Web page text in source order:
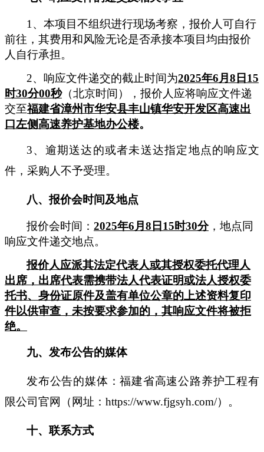
1、本项目不组织进行现场考察，报价人可自行
前往，其费用和风险无论是否承接本项目均由报价
人自行承担。
2、 响应文件递交的截止时间为2025年6月8日15
时30分00秒（北京时间），报价人应将响应文件递
交至福建省漳州市华安县丰山镇华安开发区高速出
口左侧高速养护基地办公楼。
3、逾期送达的或者未送达指定地点的响应文
件，采购人不予受理。
八、报价会时间及地点
报价会时间： 2025年6月8日15时30分，地点同
响应文件递交地点。
报价人应派其法定代表人或其授权委托代理人
出席，出席代表需携带法人代表证明或法人授权委
托书、身份证原件及盖有单位公章的上述资料复印
件以供审查，未按要求参加的，其响应文件将被拒
绝。
九、发布公告的媒体
发布公告的媒体：福建省高速公路养护工程有
限公司官网（网址： https://www.fjgsyh.com/）。
十、联系方式